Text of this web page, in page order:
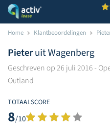
Home Klantbeoordelingen
Pieteruit Wagenberg
Geschreven op 26 juli 2016 -
Outland
TOTAALSCORE
8/10